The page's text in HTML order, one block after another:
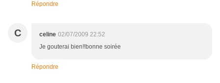
Répondre
C celine 02/07/2009 22:52
Je gouterai bien!!bonne soirée
Répondre